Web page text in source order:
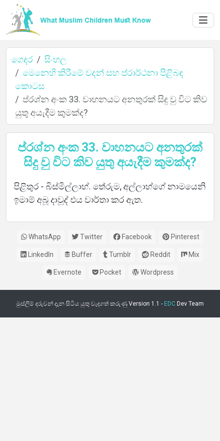
ගෙදර
ගැන
භාෂා
ගෙදර
සිංහල
මෙනෙහි කිරීමේ වදන් සහ ප්රාර්ථනා පිළිබඳ
කොටස
ප්රශ්න අංක 33. වාහනයට අනතුරක් සිදු වු විට කිව
යුතු අයැදීම කුමක්ද?
ප්රශ්න අංක 33. වාහනයට අනතුරක්
සිදු වු විට කිව යුතු අයැදීම කුමක්ද?
පිළිතුර - බිස්මිල්ලාහ්. තේරුම, අල්ලාහ්ගේ නාමයෙනි
ඉමාම් අබූ දාවූද් එය වාර්තා කර ඇත.
WhatsApp Twitter Facebook Pinterest
LinkedIn Buffer Tumblr Reddit Mix
Evernote Pocket Wordpress
මුස්ලිම් දරුවන් දැන සිටිය යුතු වැදගත් කරුණු Version 1.1 - EDC Dev Team